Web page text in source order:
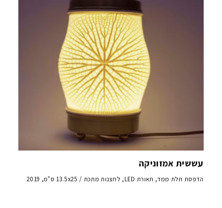
עששית אמזוניקה
הדפסת תלת ממד, תאורת LED, לחצנות מתכת / 13.5x25 ס"מ, 2019